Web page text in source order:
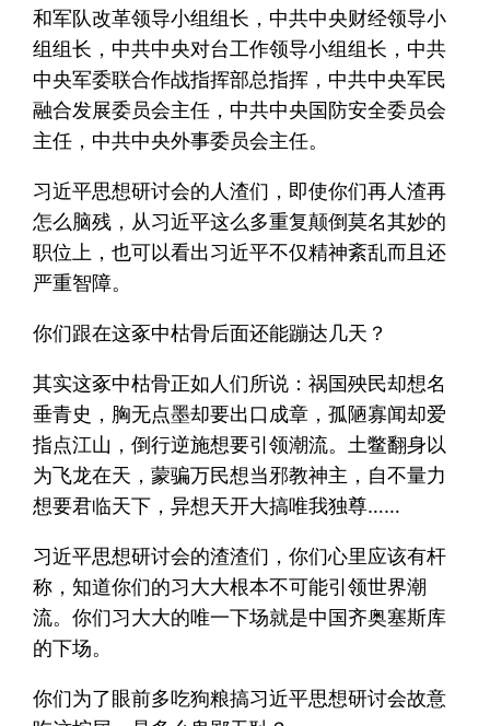
和军队改革领导小组组长，中共中央财经领导小
组组长，中共中央对台工作领导小组组长，中共
中央军委联合作战指挥部总指挥，中共中央军民
融合发展委员会主任，中共中央国防安全委员会
主任，中共中央外事委员会主任。
习近平思想研讨会的人渣们，即使你们再人渣再
怎么脑残，从习近平这么多重复颠倒莫名其妙的
职位上，也可以看出习近平不仅精神紊乱而且还
严重智障。
你们跟在这豖中枯骨后面还能蹦达几天？
其实这豖中枯骨正如人们所说：祸国殃民却想名
垂青史，胸无点墨却要出口成章，孤陋寡闻却爱
指点江山，倒行逆施想要引领潮流。土鳖翻身以
为飞龙在天，蒙骗万民想当邪教神主，自不量力
想要君临天下，异想天开大搞唯我独尊……
习近平思想研讨会的渣渣们，你们心里应该有杆
称，知道你们的习大大根本不可能引领世界潮
流。你们习大大的唯一下场就是中国齐奥塞斯库
的下场。
你们为了眼前多吃狗粮搞习近平思想研讨会故意